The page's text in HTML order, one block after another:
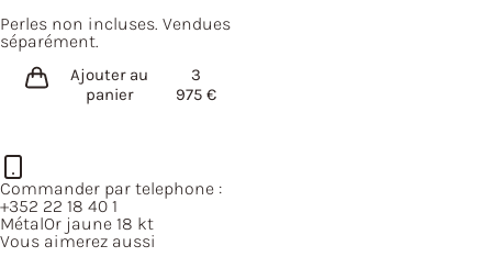
Perles non incluses. Vendues
séparément.
Ajouter au
panier
3
975€
Commander par telephone :
+352 22 18 40 1
MétalOr jaune 18 kt
Vous aimerez aussi